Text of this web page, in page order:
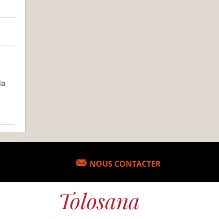
NOUS CONTACTER